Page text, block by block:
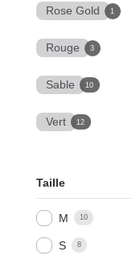
Rose Gold 1
Rouge 3
Sable 10
Vert 12
Taille
M 10
S 8